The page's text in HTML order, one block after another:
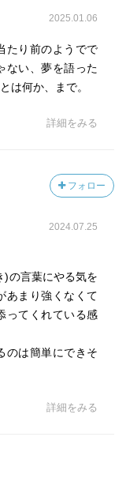
2025.01.06
たり前のようでで
ない、夢を語った
は何か、まで。
詳細をみる
フォロー
2024.07.25
)の言葉にやる気を
あまり強くなくて
ってくれている感
のは簡単にできそ
詳細をみる